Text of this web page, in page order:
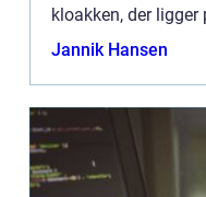
kloakken, der
både om det er et
Jannik Hansen